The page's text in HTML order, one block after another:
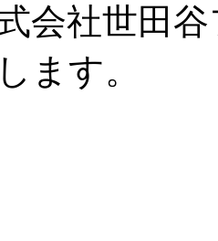
会社世田
ます。